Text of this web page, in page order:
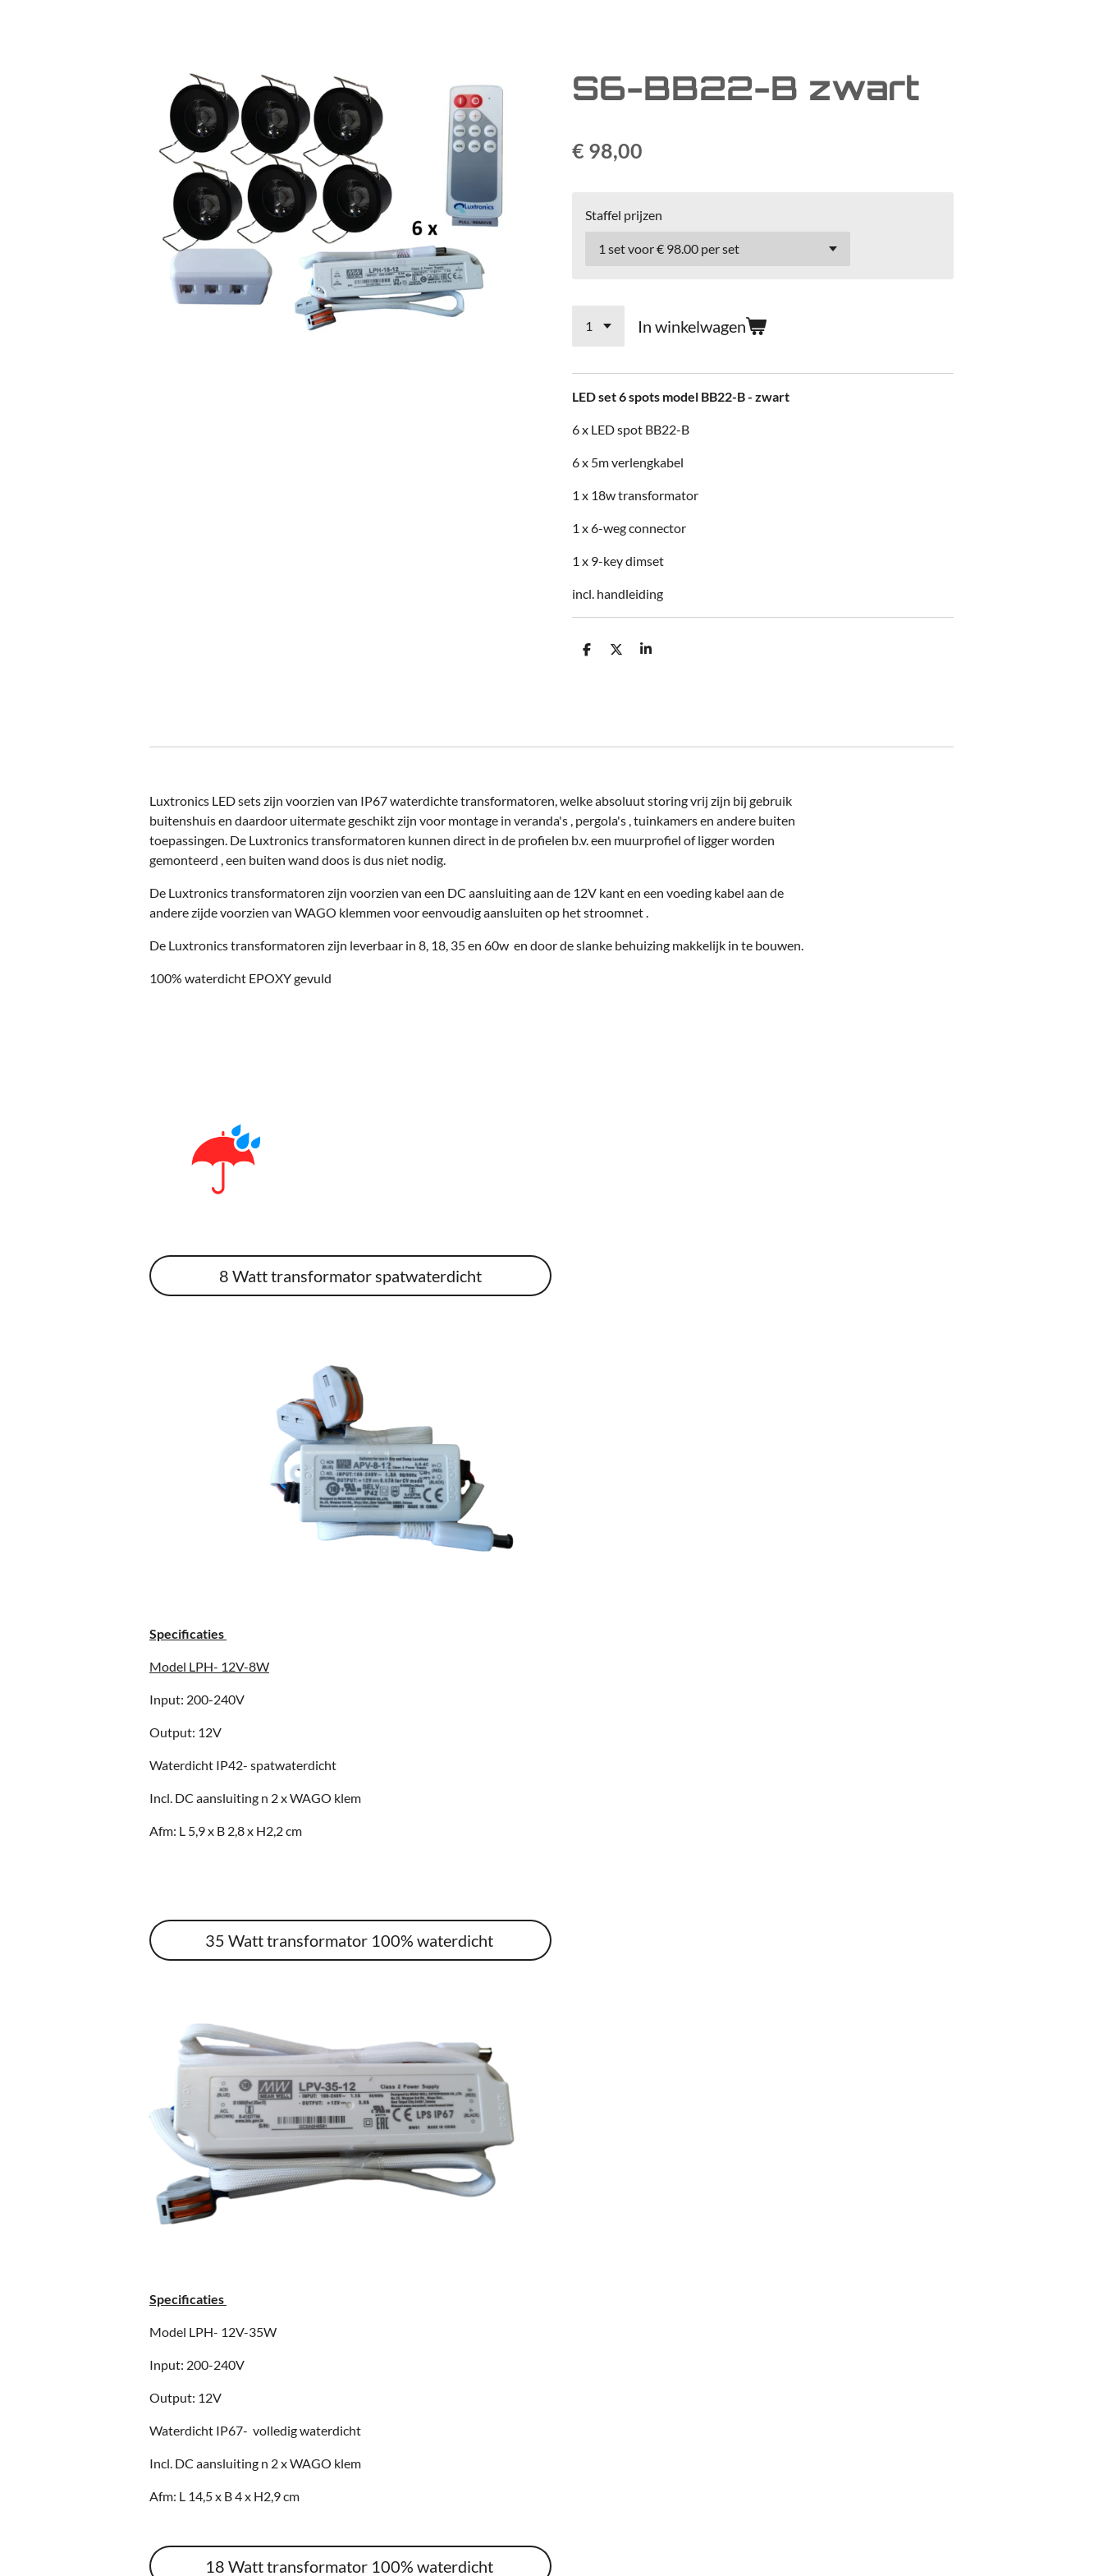
S6-BB22-B zwart
€ 98,00
Staffel prijzen
In winkelwagen
LED set 6 spots model BB22-B - zwart
6 x LED spot BB22-B
6 x 5m verlengkabel
1 x 18w transformator
1 x 6-weg connector
1 x 9-key dimset
incl. handleiding
D
D
S
Luxtronics LED sets zijn voorzien van IP67 waterdichte transformatoren, welke absoluut storing vrij zijn bij gebruik
buitenshuis en daardoor uitermate geschikt zijn voor montage in veranda's , pergola's , tuinkamers en andere buiten
toepassingen. De Luxtronics transformatoren kunnen direct in de profielen b.v. een muurprofiel of ligger worden
gemonteerd , een buiten wand doos is dus niet nodig.
De Luxtronics transformatoren zijn voorzien van een DC aansluiting aan de 12V kant en een voeding kabel aan de
andere zijde voorzien van WAGO klemmen voor eenvoudig aansluiten op het stroomnet .
De Luxtronics transformatoren zijn leverbaar in 8, 18, 35 en 60w en door de slanke behuizing makkelijk in te bouwen.
100% waterdicht EPOXY gevuld
8 Watt transformator spatwaterdicht
Specificaties
Model LPH- 12V-8W
Input: 200-240V
Output: 12V
Waterdicht IP42- spatwaterdicht
Incl. DC aansluiting n 2 x WAGO klem
Afm: L 5,9 x B 2,8 x H2,2 cm
35 Watt transformator 100% waterdicht
Specificaties
Model LPH- 12V-35W
Input: 200-240V
Output: 12V
Waterdicht IP67- volledig waterdicht
Incl. DC aansluiting n 2 x WAGO klem
Afm: L 14,5 x B 4 x H2,9 cm
18 Watt transformator 100% waterdicht